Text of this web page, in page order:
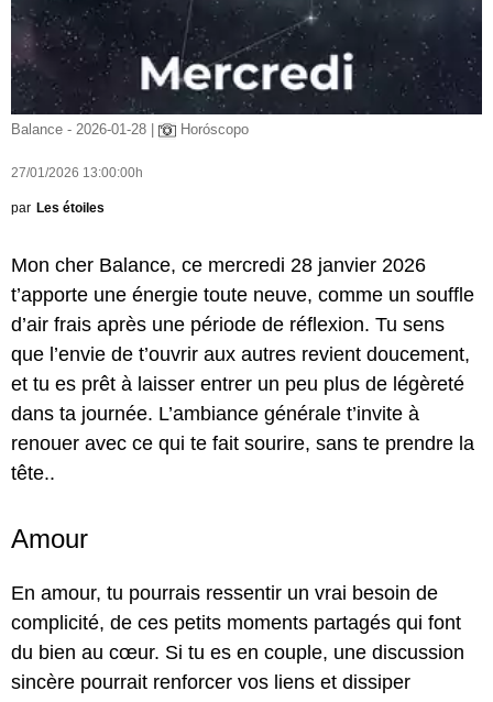
Balance - 2026-01-28 | Horóscopo
27/01/2026 13:00:00h
par Les étoiles
Mon cher Balance, ce mercredi 28 janvier 2026
t’apporte une énergie toute neuve, comme un souffle
d’air frais après une période de réflexion. Tu sens
que l’envie de t’ouvrir aux autres revient doucement,
et tu es prêt à laisser entrer un peu plus de légèreté
dans ta journée. L’ambiance générale t’invite à
renouer avec ce qui te fait sourire, sans te prendre la
tête..
Amour
En amour, tu pourrais ressentir un vrai besoin de
complicité, de ces petits moments partagés qui font
du bien au cœur. Si tu es en couple, une discussion
sincère pourrait renforcer vos liens et dissiper